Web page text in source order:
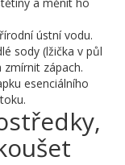
ústní vodu.
sody (lžička v půl
zápach.
esenciálního